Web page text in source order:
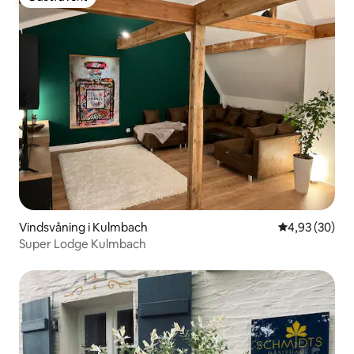
Gästfavorit
Vindsvåning i Kulmbach 4,93 av 5 i
4,93 (30)
Super Lodge Kulmbach